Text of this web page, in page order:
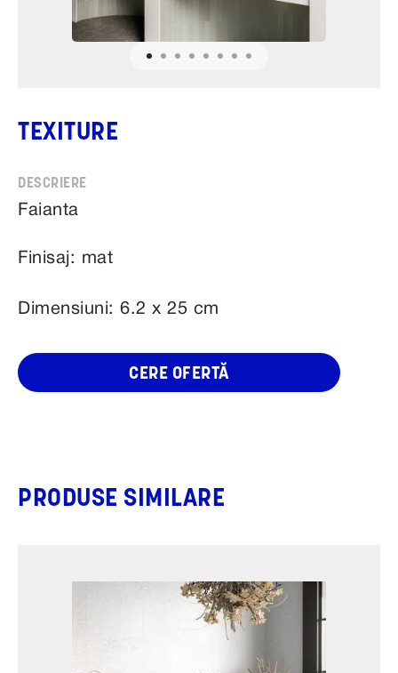
TEXITURE
Faianta
Finisaj: mat
Dimensiuni: 6.2 x 25 cm
CERE OFERTĂ
PRODUSE SIMILARE